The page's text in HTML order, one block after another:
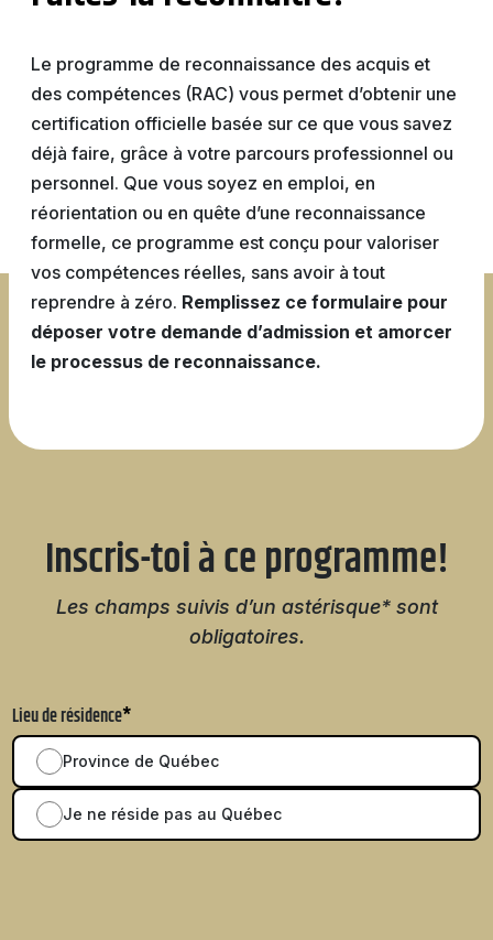
Basketball
Baseball
Soccer
Flag
Football
Filons
Actualités
Boutique
Partenaires
Foire aux
questions
Nous
La Fondation du Cégep
de Thetford et de
Lotbinière
Nos partenaires
Les Presses du Cégep
Cégépiens d’exception
Campus de Lotbinière
Nous joindre
Stages en alternance
travail-études
À propos de la formation
générale
Annuaire des
programmes (PDF)
Visite notre Cégep
Planifie ta rentrée
Coûts à prévoir
Foire aux questions
(FAQ)
Expériences et
témoignages
Foire aux questions de
l’international (FAQ)
Le programme de reconnaissance des acquis et
des compétences (RAC) vous permet d’obtenir une
certification officielle basée sur ce que vous savez
déjà faire, grâce à votre parcours professionnel ou
personnel. Que vous soyez en emploi, en
réorientation ou en quête d’une reconnaissance
formelle, ce programme est conçu pour valoriser
vos compétences réelles, sans avoir à tout
reprendre à zéro. Remplissez ce formulaire pour
déposer votre demande d’admission et amorcer
le processus de reconnaissance.
Inscris-toi à ce programme!
Les champs suivis d’un astérisque* sont
obligatoires.
Lieu de résidence*
Province de Québec
Je ne réside pas au Québec